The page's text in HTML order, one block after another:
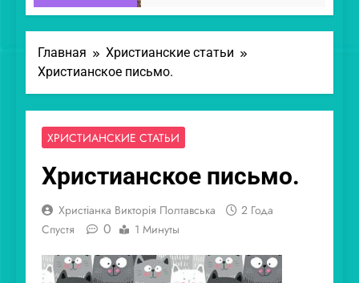
Главная
Христианские статьи
Христианское письмо.
ХРИСТИАНСКИЕ СТАТЬИ
Христианское письмо.
Христіанка Викторія Полтавська
2 Года
Спустя
0 1 Минуты